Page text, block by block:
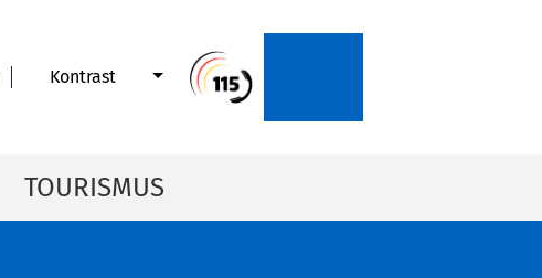
Kontrast
TOURISMUS